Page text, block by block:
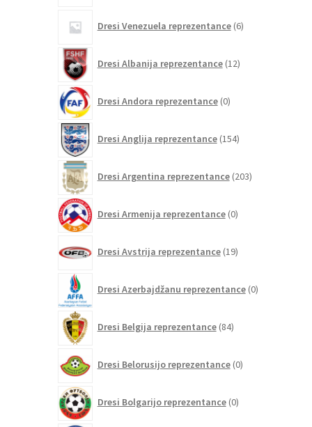
Dresi Venezuela reprezentance 6izdelkov
Dresi Albanija reprezentance 12izdelkov
Dresi Andora reprezentance 0izdelkov
Dresi Anglija reprezentance 154izdelkov
Dresi Argentina reprezentance 203izdelki
Dresi Armenija reprezentance 0izdelkov
Dresi Avstrija reprezentance 19izdelkov
Dresi Azerbajdžanu reprezentance 0izdelkov
Dresi Belgija reprezentance 84izdelkov
Dresi Belorusijo reprezentance 0izdelkov
Dresi Bolgarijo reprezentance 0izdelkov